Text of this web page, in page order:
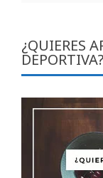
¿QUIERES
DEPORTIVA?